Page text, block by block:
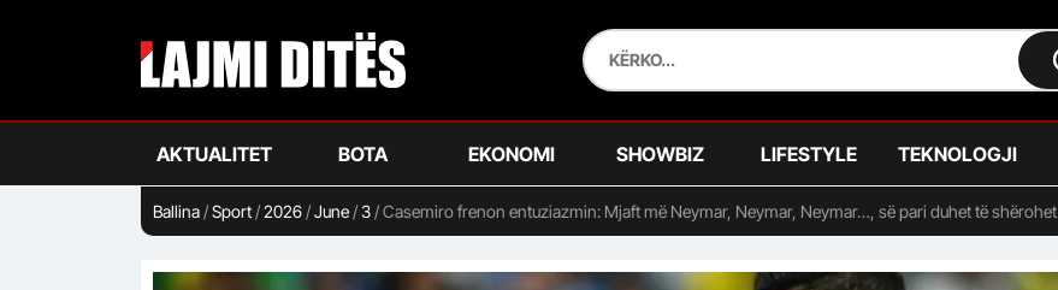
AKTUALITET BOTA EKONOMI SHOWBIZ LIFESTYLE TEKNOLOGJI
Ballina/Sport/2026/June/3/Casemiro frenon entuziazmin: Mjaft më Neymar, Neymar, Neymar…, së pari duhet të shërohet